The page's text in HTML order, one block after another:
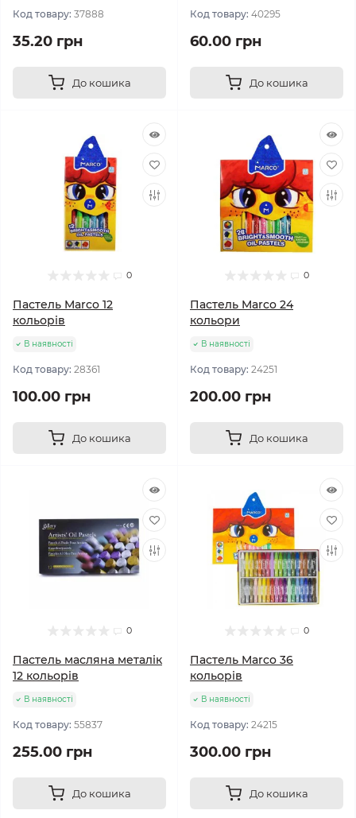
Код товару: 37888
35.20 грн
До кошика
Код товару: 40295
60.00 грн
До кошика
0
Пастель Marco 12
кольорів
В наявності
Код товару: 28361
100.00 грн
До кошика
0
Пастель Marco 24
кольори
В наявності
Код товару: 24251
200.00 грн
До кошика
0
Пастель масляна металік
12 кольорів
В наявності
Код товару: 55837
255.00 грн
До кошика
0
Пастель Marco 36
кольорів
В наявності
Код товару: 24215
300.00 грн
До кошика